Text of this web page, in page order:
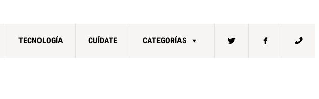
TECNOLOGÍA CUÍDATE CATEGORÍAS